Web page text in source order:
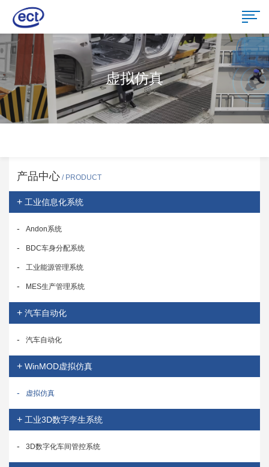
虚拟仿真
产品中心 / PRODUCT
+ 工业信息化系统
- Andon系统
- BDC车身分配系统
- 工业能源管理系统
- MES生产管理系统
+ 汽车自动化
- 汽车自动化
+ WinMOD虚拟仿真
- 虚拟仿真
+ 工业3D数字孪生系统
- 3D数字化车间管控系统